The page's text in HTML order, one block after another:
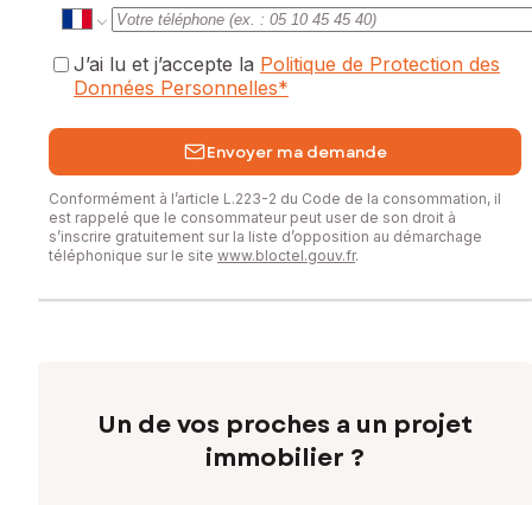
J’ai lu et j’accepte la Politique de Protection des
Données Personnelles*
Envoyer ma demande
Conformément à l’article L.223-2 du Code de la consommation, il
est rappelé que le consommateur peut user de son droit à
s’inscrire gratuitement sur la liste d’opposition au démarchage
téléphonique sur le site www.bloctel.gouv.fr.
Un de vos proches a un projet
immobilier ?